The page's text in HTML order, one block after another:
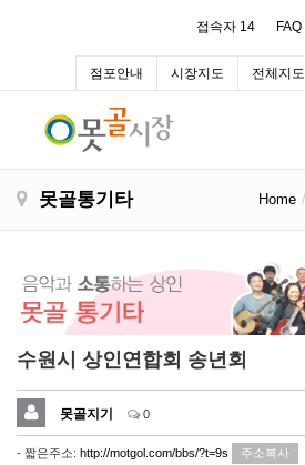
접속자 14 FAQ
점포안내 시장지도 전체지도
못골통기타 Home
수원시 상인연합회 송년회
못골지기 0
- 짧은주소: http://motgol.com/bbs/?t=9s 주소복사